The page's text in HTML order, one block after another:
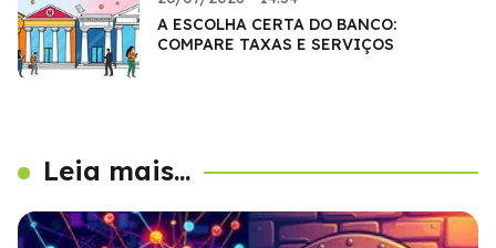
A ESCOLHA CERTA DO BANCO:
COMPARE TAXAS E SERVIÇOS
Leia mais...